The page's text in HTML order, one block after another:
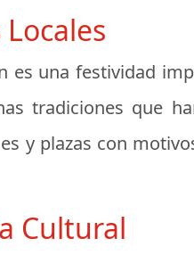
es una festividad
tradiciones que
y plazas con
Cultural